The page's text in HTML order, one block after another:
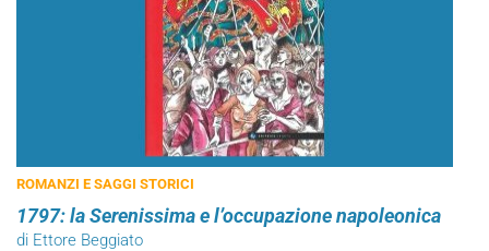
ROMANZI E SAGGI STORICI
1797: la Serenissima e l’occupazione napoleonica
di Ettore Beggiato